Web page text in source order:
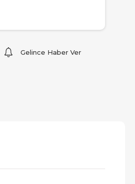
Gelince Haber Ver